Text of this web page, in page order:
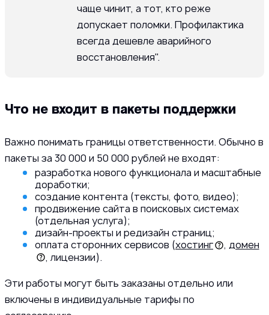
чаще чинит, а тот, кто реже
допускает поломки. Профилактика
всегда дешевле аварийного
восстановления".
Что не входит в пакеты поддержки
Важно понимать границы ответственности. Обычно в
пакеты за 30 000 и 50 000 рублей не входят:
разработка нового функционала и масштабные
доработки;
создание контента (тексты, фото, видео);
продвижение сайта в поисковых системах
(отдельная услуга);
дизайн-проекты и редизайн страниц;
оплата сторонних сервисов (хостинг , домен
, лицензии).
Эти работы могут быть заказаны отдельно или
включены в индивидуальные тарифы по